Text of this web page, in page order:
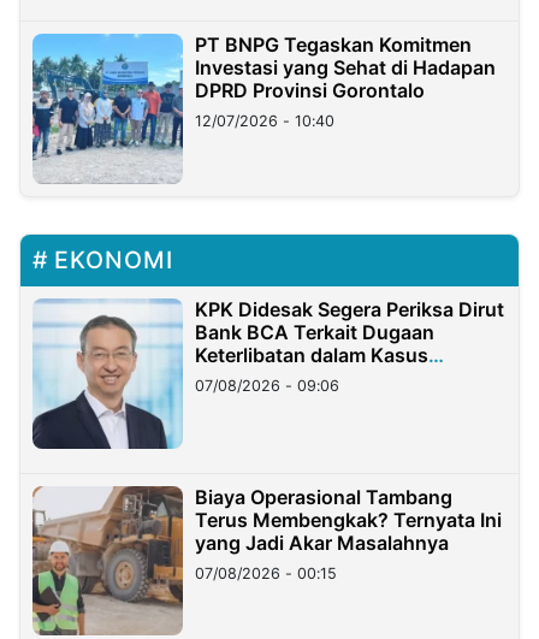
PT BNPG Tegaskan Komitmen
Investasi yang Sehat di Hadapan
DPRD Provinsi Gorontalo
12/07/2026 - 10:40
EKONOMI
KPK Didesak Segera Periksa Dirut
Bank BCA Terkait Dugaan
Keterlibatan dalam Kasus
Hilangnya Dana Nasabah Rp2,58
Miliar
07/08/2026 - 09:06
Biaya Operasional Tambang
Terus Membengkak? Ternyata Ini
yang Jadi Akar Masalahnya
07/08/2026 - 00:15